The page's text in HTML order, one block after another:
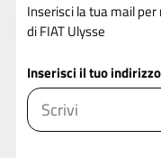
Inserisci la tua mail
di FIAT Ulysse
Inserisci il tuo